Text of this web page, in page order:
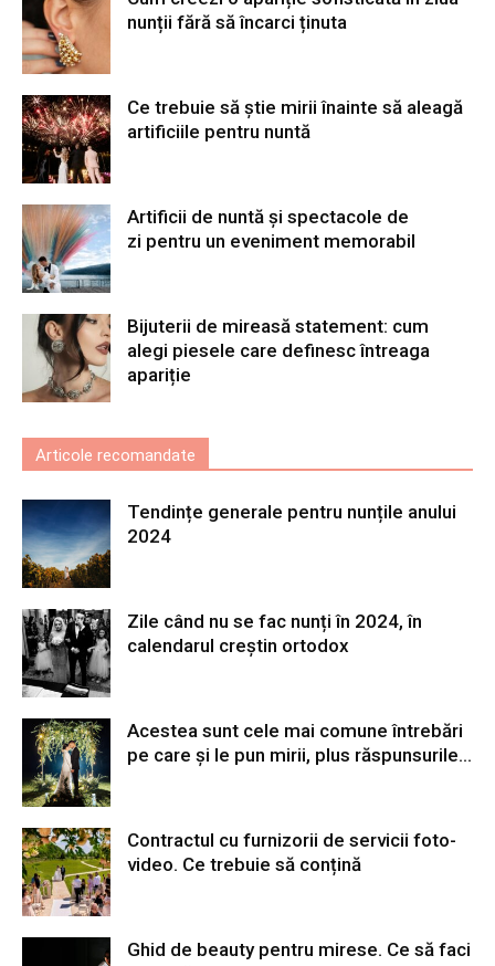
nunții fără să încarci ținuta
Ce trebuie să știe mirii înainte să aleagă
artificiile pentru nuntă
Artificii de nuntă și spectacole de
zi pentru un eveniment memorabil
Bijuterii de mireasă statement: cum
alegi piesele care definesc întreaga
apariție
Articole recomandate
Tendințe generale pentru nunțile anului
2024
Zile când nu se fac nunți în 2024, în
calendarul creștin ortodox
Acestea sunt cele mai comune întrebări
pe care și le pun mirii, plus răspunsurile...
Contractul cu furnizorii de servicii foto-
video. Ce trebuie să conțină
Ghid de beauty pentru mirese. Ce să faci